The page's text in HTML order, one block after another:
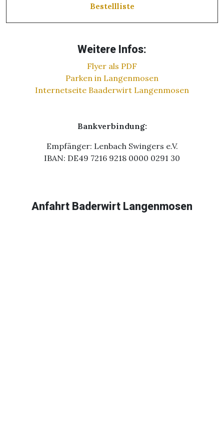
Bestellliste
Weitere Infos:
Flyer als PDF
Parken in Langenmosen
Internetseite Baaderwirt Langenmosen
Bankverbindung:
Empfänger: Lenbach Swingers e.V.
IBAN: DE49 7216 9218 0000 0291 30
Anfahrt Baderwirt Langenmosen